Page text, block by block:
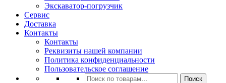
Экскаватор-погрузчик
Сервис
Доставка
Контакты
Контакты
Реквизиты нашей компании
Политика конфиденциальности
Пользовательское соглашение
Искать:
Поиск